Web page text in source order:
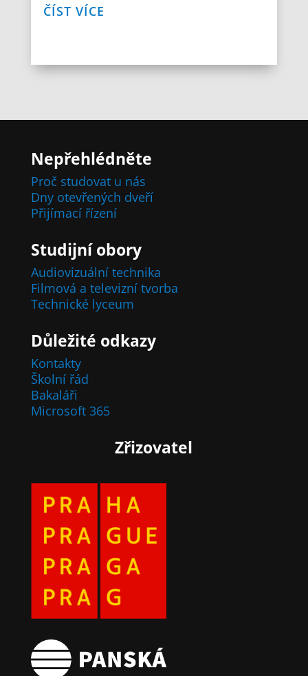
ČÍST VÍCE
Nepřehlédněte
Proč studovat u nás
Dny otevřených dveří
Přijímací řízení
Studijní obory
Audiovizuální technika
Filmová a televizní tvorba
Technické lyceum
Důležité odkazy
Kontakty
Školní řád
Bakaláři
Microsoft 365
Zřizovatel